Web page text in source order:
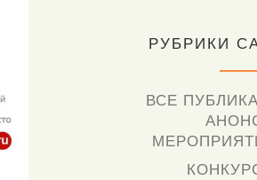
РУБРИКИ
ВСЕ